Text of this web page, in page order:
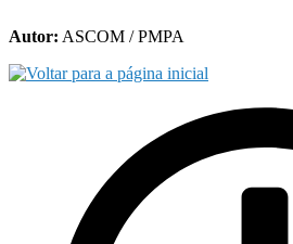
Autor: ASCOM / PMPA